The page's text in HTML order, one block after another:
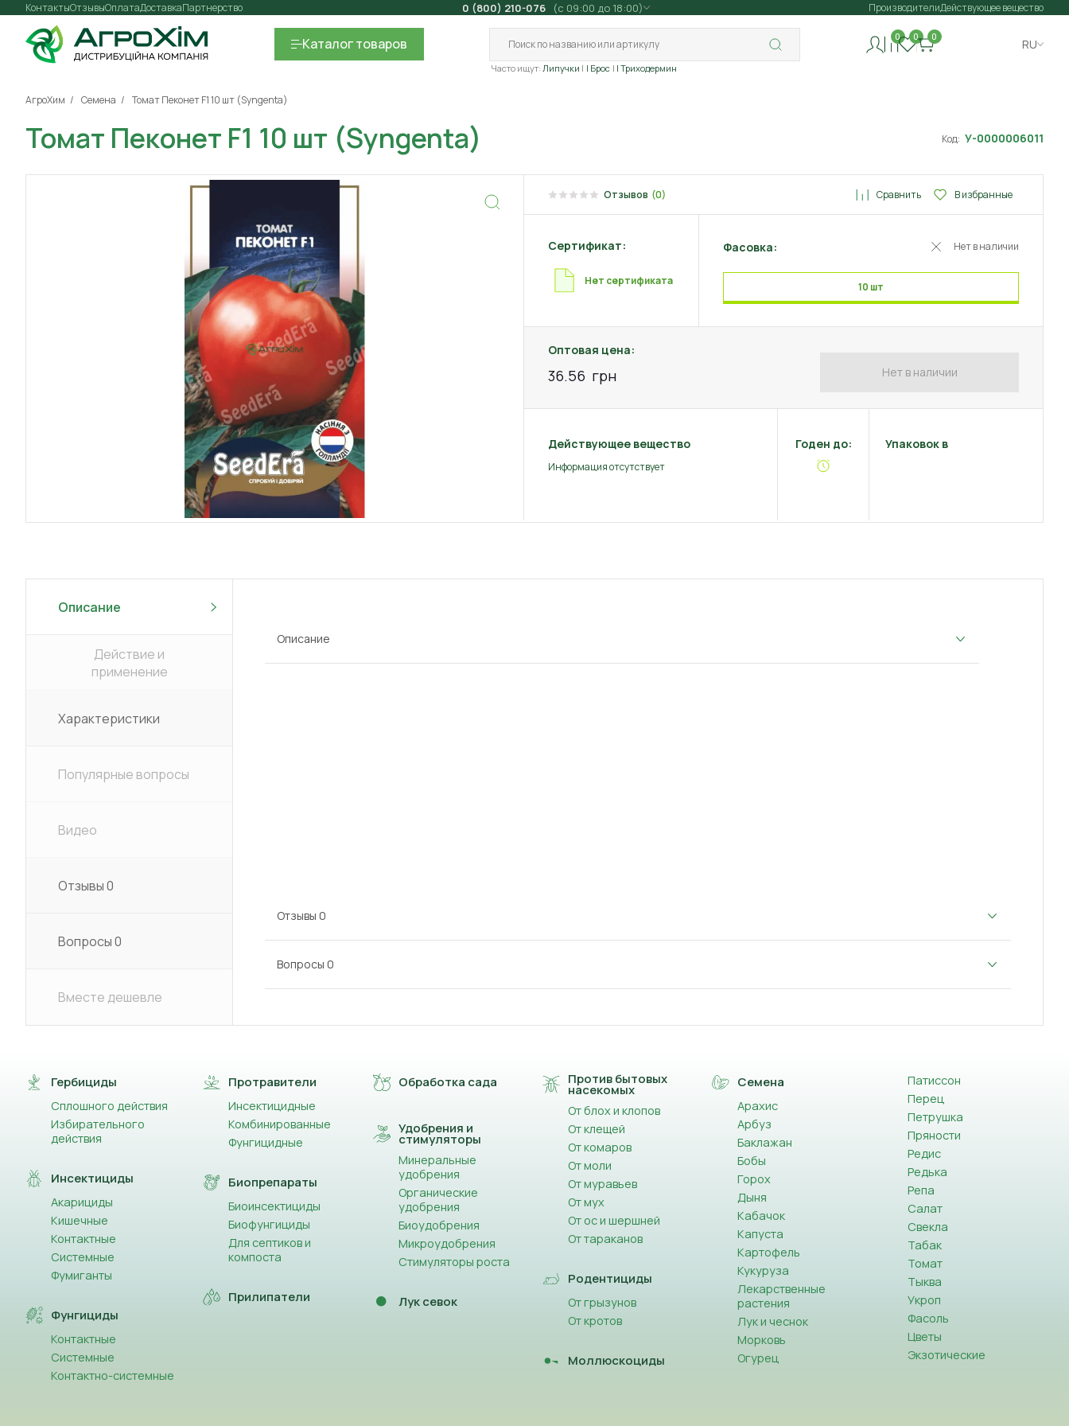
Контакты Оплата
Отзывы ДоставкаПартнерство 0 (800) 210-076 (с 09:00 до 18:00) ПроизводителиДействующее вещество
Каталогтоваров
Часто ищут: Липучки | Брос | Триходермин
0 0 0
RU
АгроХим Семена Томат Пеконет F1 10 шт (Syngenta)
Томат Пеконет F1 10 шт (Syngenta) Код: У-0000006011
Отзывов (0) Сравнить В избранные
Сертификат:
Нет сертификата
Фасовка: Нет в наличии
10 шт
Оптовая цена:
36.56 грн Нет в наличии
Действующее вещество
Информация отсутствует
Годен до: Упаковок в
Описание
Действие и
применение
Характеристики
Популярные вопросы
Видео
Отзывы0
Вопросы0
Вместе дешевле
Описание
Отзывы 0
Вопросы 0
Гербициды
Сплошного действия
Избирательного
действия
Инсектициды
Акарициды
Кишечные
Контактные
Системные
Фумиганты
Фунгициды
Контактные
Системные
Контактно-системные
Протравители
Инсектицидные
Комбинированные
Фунгицидные
Биопрепараты
Биоинсектициды
Биофунгициды
Для септиков и
компоста
Прилипатели
Обработка сада
Удобрения и
стимуляторы
Минеральные
удобрения
Органические
удобрения
Биоудобрения
Микроудобрения
Стимуляторы роста
Лук севок
Против бытовых
насекомых
От блох и клопов
От клещей
От комаров
От моли
От муравьев
От мух
От ос и шершней
От тараканов
Родентициды
От грызунов
От кротов
Моллюскоциды
Семена
Арахис
Арбуз
Баклажан
Бобы
Горох
Дыня
Кабачок
Капуста
Картофель
Кукуруза
Лекарственные
растения
Лук и чеснок
Морковь
Огурец
Патиссон
Перец
Петрушка
Пряности
Редис
Редька
Репа
Салат
Свекла
Табак
Томат
Тыква
Укроп
Фасоль
Цветы
Экзотические